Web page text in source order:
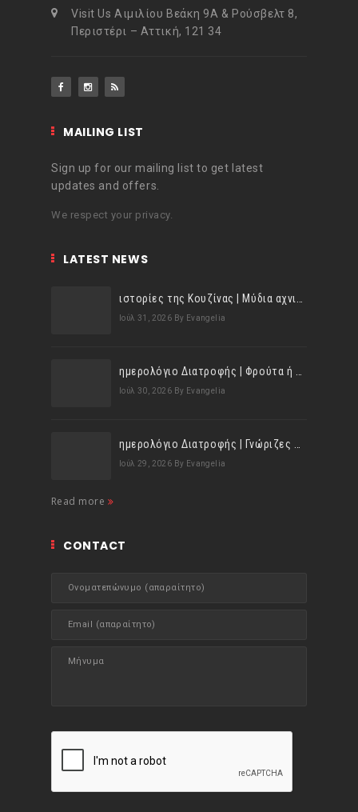
Visit Us Αιμιλίου Βεάκη 9Α & Ρούσβελτ 8,
Περιστέρι – Αττική, 121 34
MAILING LIST
Sign up for our mailing list to get latest
updates and offers.
We respect your privacy.
LATEST NEWS
Ιούλ 31, 2026 By Evangelia
Ιούλ 30, 2026 By Evangelia
Ιούλ 29, 2026 By Evangelia
Read more
CONTACT